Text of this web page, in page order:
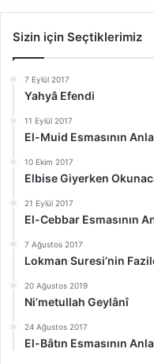
Sizin için Seçtiklerimiz
7 Eylül 2017
Yahyâ Efendi
11 Eylül 2017
El-Muid Esmasının
10 Ekim 2017
Elbise Giyerken
21 Eylül 2017
El-Cebbar Esmasının
7 Ağustos 2017
Lokman Suresi’nin
20 Ağustos 2019
Ni’metullah Geylânî
24 Ağustos 2017
El-Bâtın Esmasının